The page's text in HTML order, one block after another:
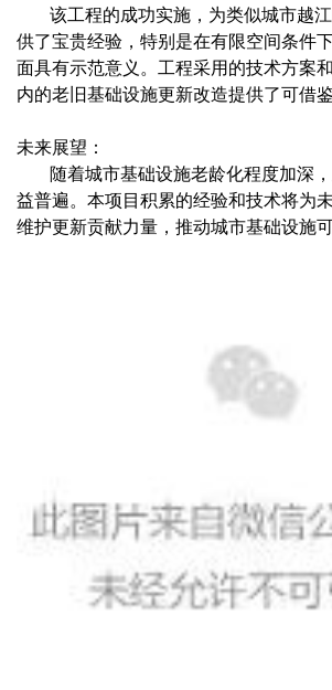
该工程的成功实施，为类似城市越江
供了宝贵经验，特别是在有限空间条件
面具有示范意义。工程采用的技术方案
内的老旧基础设施更新改造提供了可借鉴
未来展望：
随着城市基础设施老龄化程度加深，
益普遍。本项目积累的经验和技术将为
维护更新贡献力量，推动城市基础设施可